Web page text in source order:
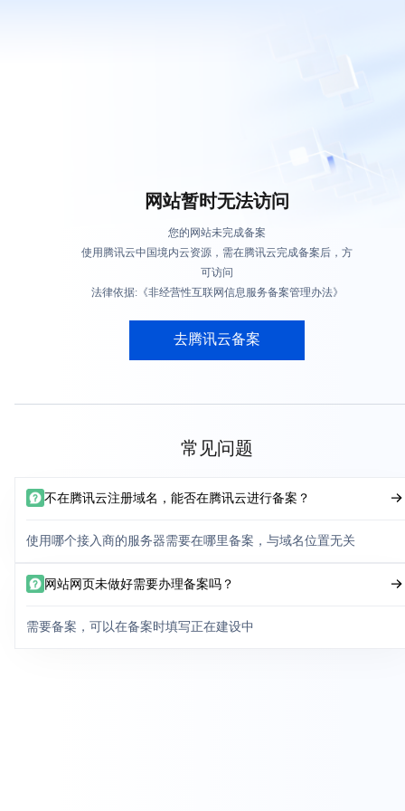
网站暂时无法访问
您的网站未完成备案
使用腾讯云中国境内云资源，需在腾讯云完成备案后，方
可访问
法律依据:《非经营性互联网信息服务备案管理办法》
去腾讯云备案
常见问题
不在腾讯云注册域名，能否在腾讯云进行备案？
使用哪个接入商的服务器需要在哪里备案，与域名位置无关
网站网页未做好需要办理备案吗？
需要备案，可以在备案时填写正在建设中